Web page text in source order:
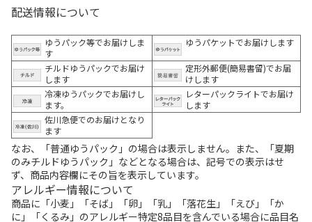
配送情報について
ゆうパック等でお届けしま
す
ゆうパケットでお届けします
チルドゆうパックでお届け
します
定形外郵便(簡易書留)でお届
けします
冷凍ゆうパックでお届けし
ます。
レターパックライトでお届け
します
佐川急便でのお届けとなり
ます
なお、「普通ゆうパック」の場合は表示しません。また、「夏期
のみチルドゆうパック」などとなる場合は、記号での表示はせ
ず、商品内容欄にその旨を表示しています。
アレルギー情報について
商品に「小麦」「そば」「卵」「乳」「落花生」「えび」「か
に」「くるみ」のアレルギー特定8品目を含んでいる場合に品目名